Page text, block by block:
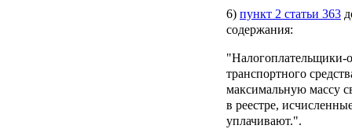
6) пункт 2 статьи 363
содержания:
"Налогоплательщики-
транспортного
максимальную массу
в реестре,
уплачивают.".